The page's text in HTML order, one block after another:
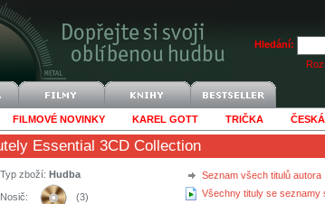
Hledání:
FILMOVÉ NOVINKY KAREL GOTT TRIČKA
Essential 3CD Collection
Seznam všech titulů autora
Všechny tituly se seznamy
Typ zboží: Hudba
Nosič: (3)